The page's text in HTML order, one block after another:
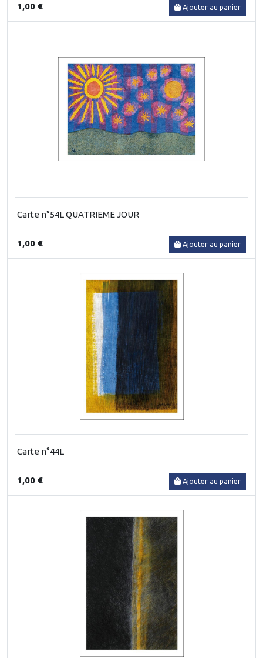
1,00 € Ajouter au panier
Carte n°54L QUATRIEME JOUR
1,00 € Ajouter au panier
Carte n°44L
1,00 € Ajouter au panier